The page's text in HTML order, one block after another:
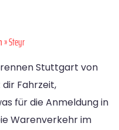
» Steyr
Stuttgart von
Fahrzeit,
für die Anmeldung in
Warenverkehr im